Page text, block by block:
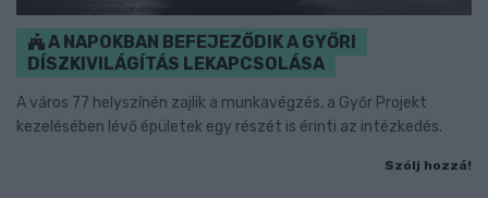
A NAPOKBAN BEFEJEZŐDIK A GYŐRI
DÍSZKIVILÁGÍTÁS LEKAPCSOLÁSA
A város 77 helyszínén zajlik a munkavégzés, a Győr Projekt
kezelésében lévő épületek egy részét is érinti az intézkedés.
Szólj hozzá!